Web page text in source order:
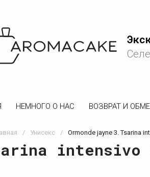
НЕМНОГО О НАС ВОЗВРАТ И
/ Унисекс / Ormonde jayne 3. Tsarina
intensivo